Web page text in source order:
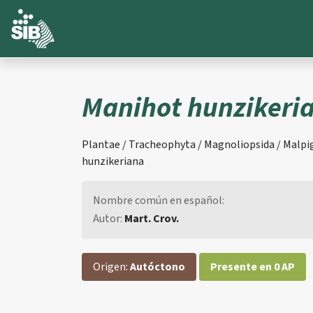
Manihot
Plantae / Tracheophyta / Magnoliopsida /
hunzikeriana
Nombre común en español:
Autor: Mart. Crov.
Origen:Autóctono Presente en 0 AP